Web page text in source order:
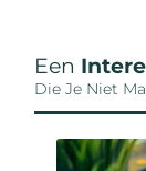
Een
Die Je Niet